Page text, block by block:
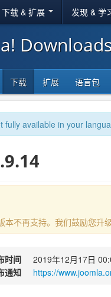
下载 & 扩展 发现 & 学
下载 扩展 语言包
fully available in your
本不再支持。我们鼓励您升
时间
2019年12月17日
通知
https://